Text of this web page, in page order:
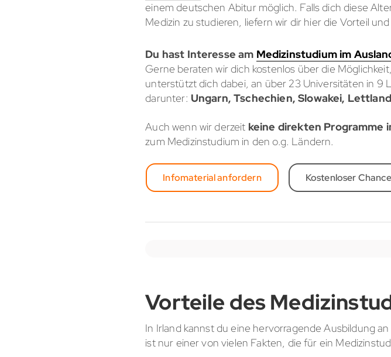
einem deutschen Abitur möglich. Falls dich diese
Medizin zu studieren, liefern wir dir hier die Vorteil
Du hast Interesse am Medizinstudium im
Gerne beraten wir dich kostenlos über die
unterstützt dich dabei, an über 23 Universitäten in 9
darunter: Ungarn, Tschechien, Slowakei,
Auch wenn wir derzeit keine direkten Programme
zum Medizinstudium in den o.g. Ländern.
Infomaterial anfordern Kostenloser
Vorteile des
In Irland kannst du eine hervorragende Ausbildung
ist nur einer von vielen Fakten, die für ein